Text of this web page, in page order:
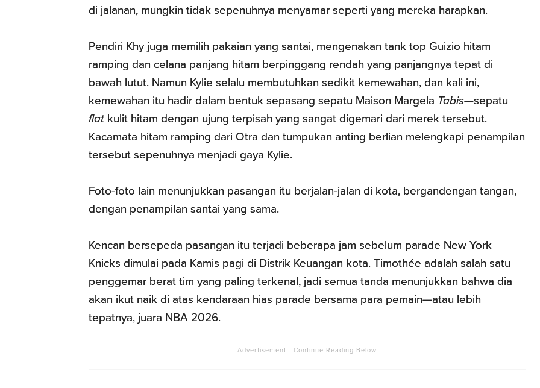
di jalanan, mungkin tidak sepenuhnya menyamar seperti yang mereka harapkan.
Pendiri Khy juga memilih pakaian yang santai, mengenakan tank top Guizio hitam
ramping dan celana panjang hitam berpinggang rendah yang panjangnya tepat di
bawah lutut. Namun Kylie selalu membutuhkan sedikit kemewahan, dan kali ini,
kemewahan itu hadir dalam bentuk sepasang sepatu Maison Margela Tabis—sepatu
flat kulit hitam dengan ujung terpisah yang sangat digemari dari merek tersebut.
Kacamata hitam ramping dari Otra dan tumpukan anting berlian melengkapi penampilan
tersebut sepenuhnya menjadi gaya Kylie.
Foto-foto lain menunjukkan pasangan itu berjalan-jalan di kota, bergandengan tangan,
dengan penampilan santai yang sama.
Kencan bersepeda pasangan itu terjadi beberapa jam sebelum parade New York
Knicks dimulai pada Kamis pagi di Distrik Keuangan kota. Timothée adalah salah satu
penggemar berat tim yang paling terkenal, jadi semua tanda menunjukkan bahwa dia
akan ikut naik di atas kendaraan hias parade bersama para pemain—atau lebih
tepatnya, juara NBA 2026.